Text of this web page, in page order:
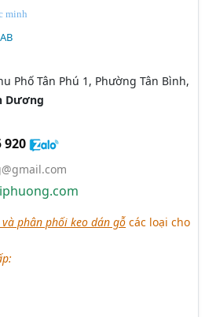
minh
Phố Tân Phú 1, Phường Tân Bình,
Dương
920
phân phối keo dán gỗ các loại cho